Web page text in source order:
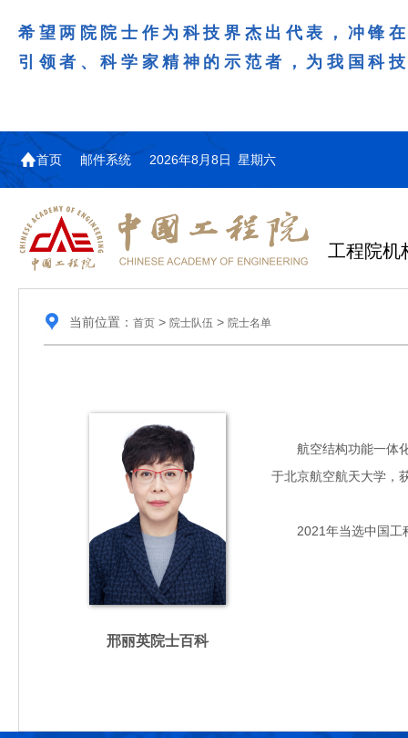
希望两院院士作为科技界杰出代表，冲锋
引领者、科学家精神的示范者，为我国科
首页 邮件系统 2026年8月8日 星期六
工程院机
当前位置： 首页> 院士队伍 > 院士名单
邢丽英院士百科
航空结构功能一体化
于北京航空航天大学，
2021年当选中国工